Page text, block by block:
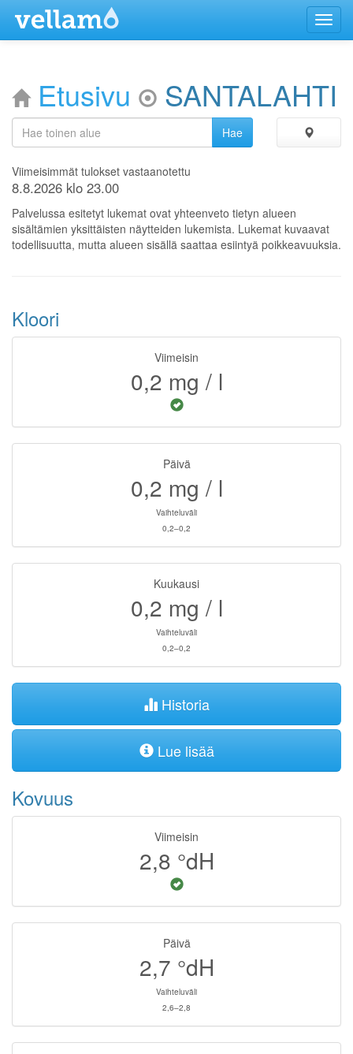
Menu
Etusivu SANTALAHTI
Viimeisimmät tulokset vastaanotettu
8.8.2026 klo 23.00
Palvelussa esitetyt lukemat ovat yhteenveto tietyn alueen
sisältämien yksittäisten näytteiden lukemista. Lukemat kuvaavat
todellisuutta, mutta alueen sisällä saattaa esiintyä poikkeavuuksia.
Kloori
Viimeisin
0,2 mg / l
Päivä
0,2 mg / l
Vaihteluväli
0,2–0,2
Kuukausi
0,2 mg / l
Vaihteluväli
0,2–0,2
Historia
Lue lisää
Kovuus
Viimeisin
2,8 °dH
Päivä
2,7 °dH
Vaihteluväli
2,6–2,8